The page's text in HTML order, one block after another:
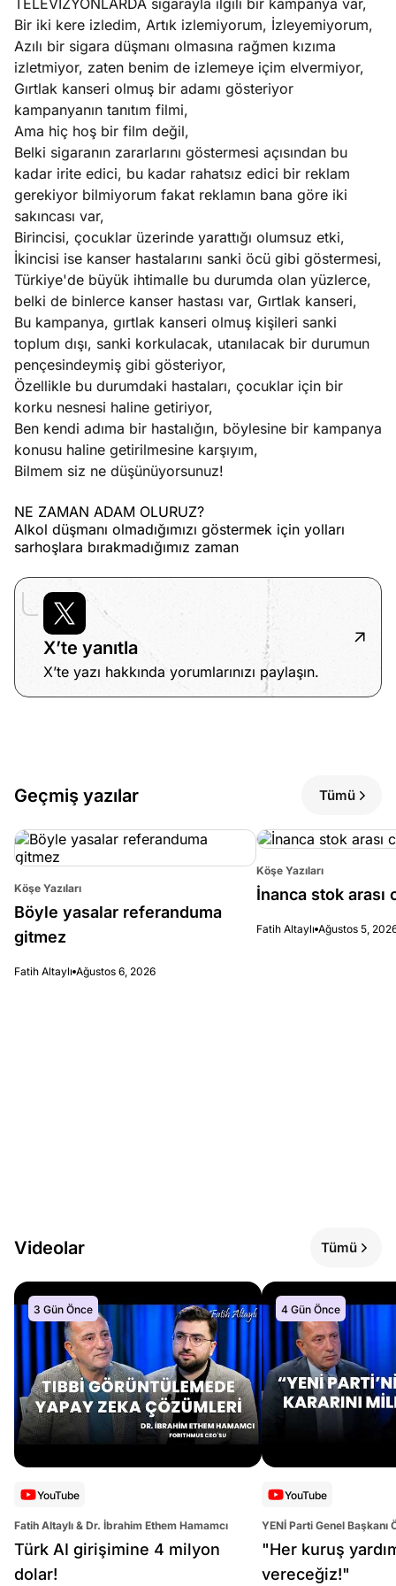
TELEVİZYONLARDA sigarayla ilgili bir kampanya var,
Bir iki kere izledim, Artık izlemiyorum, İzleyemiyorum,
Azılı bir sigara düşmanı olmasına rağmen kızıma
izletmiyor, zaten benim de izlemeye içim elvermiyor,
Gırtlak kanseri olmuş bir adamı gösteriyor
kampanyanın tanıtım filmi,
Ama hiç hoş bir film değil,
Belki sigaranın zararlarını göstermesi açısından bu
kadar irite edici, bu kadar rahatsız edici bir reklam
gerekiyor bilmiyorum fakat reklamın bana göre iki
sakıncası var,
Birincisi, çocuklar üzerinde yarattığı olumsuz etki,
İkincisi ise kanser hastalarını sanki öcü gibi göstermesi,
Türkiye'de büyük ihtimalle bu durumda olan yüzlerce,
belki de binlerce kanser hastası var, Gırtlak kanseri,
Bu kampanya, gırtlak kanseri olmuş kişileri sanki
toplum dışı, sanki korkulacak, utanılacak bir durumun
pençesindeymiş gibi gösteriyor,
Özellikle bu durumdaki hastaları, çocuklar için bir
korku nesnesi haline getiriyor,
Ben kendi adıma bir hastalığın, böylesine bir kampanya
konusu haline getirilmesine karşıyım,
Bilmem siz ne düşünüyorsunuz!
NE ZAMAN ADAM OLURUZ?
Alkol düşmanı olmadığımızı göstermek için yolları
sarhoşlara bırakmadığımız zaman
X’te yanıtla
X’te yazı hakkında yorumlarınızı paylaşın.
Geçmiş yazılar Tümü
Köşe Yazıları
Böyle yasalar referanduma
gitmez
Fatih Altaylı Ağustos 6, 2026
Köşe Yazıları
İnanca stok arası
Fatih Altaylı Ağustos 5,
Videolar Tümü
3 Gün Önce
YouTube
Fatih Altaylı & Dr. İbrahim Ethem Hamamcı
Türk AI girişimine 4 milyon
dolar!
4 Gün Önce
YouTube
YENİ Parti Genel Başkanı
Altaylı
"Her kuruş
vereceğiz!"